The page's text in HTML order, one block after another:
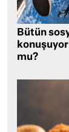
Bütün
mu?